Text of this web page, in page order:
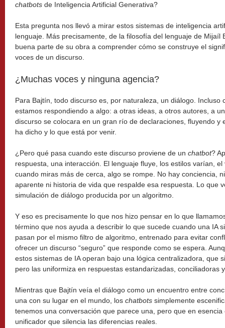
chatbots de Inteligencia Artificial Generativa?
Esta pregunta nos llevó a mirar estos sistemas de inteligencia
lenguaje. Más precisamente, de la filosofía del lenguaje de Mijaíl
buena parte de su obra a comprender cómo se construye el
voces de un discurso.
¿Muchas voces y ninguna agencia?
Para Bajtín, todo discurso es, por naturaleza, un diálogo. Incluso
estamos respondiendo a algo: a otras ideas, a otros autores, a
discurso se colocara en un gran río de declaraciones, fluyendo y
ha dicho y lo que está por venir.
¿Pero qué pasa cuando este discurso proviene de un chatbot?
respuesta, una interacción. El lenguaje fluye, los estilos varían,
cuando miras más de cerca, algo se rompe. No hay conciencia,
aparente ni historia de vida que respalde esa respuesta. Lo que
simulación de diálogo producida por un algoritmo.
Y eso es precisamente lo que nos hizo pensar en lo que
término que nos ayuda a describir lo que sucede cuando una IA
pasan por el mismo filtro de algoritmo, entrenado para evitar
ofrecer un discurso “seguro” que responde como se espera.
estos sistemas de IA operan bajo una lógica centralizadora, que
pero las uniformiza en respuestas estandarizadas, conciliadoras
Mientras que Bajtín veía el diálogo como un encuentro entre
una con su lugar en el mundo, los chatbots simplemente
tenemos una conversación que parece una, pero que en
unificador que silencia las diferencias reales.